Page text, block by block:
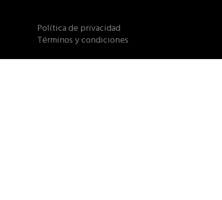
Política de privacidad
Términos y condiciones